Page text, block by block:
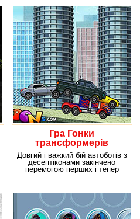
Гра Гонки
трансформерів
Довгий і важкий бій автоботів з
десептіконами закінчено
перемогою перших і тепер